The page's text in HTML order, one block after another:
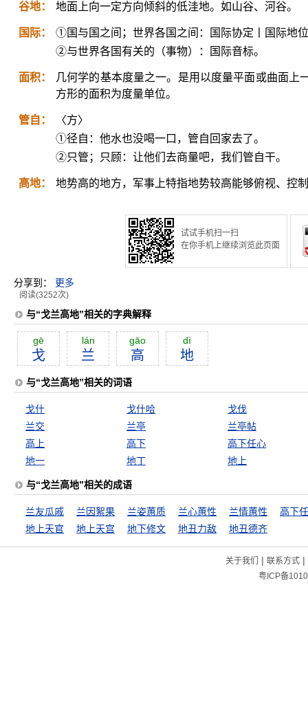
谷地： 地面上向一定方向倾斜的低洼地。如山谷、河谷。
国际：
①国与国之间；世界各国之间：国际协定丨国际地
②与世界各国有关的（事物）：国际音标。
面积：
几何学的基本度量之一。是用以度量平面或曲面上
方形的面积为度量单位。
管自：
〈方〉
①径自：他水也没喝一口，管自回家去了。
②只管；只顾：让他们去商量吧，我们管自干。
高地： 地势高的地方，军事上特指地势较高能够俯视、控
试试手机扫一扫
在你手机上继续浏览此页面
分享到： 更多
阅读(3252次)
与“戈兰高地”相关的字典解释
gē
戈
lán
兰
gāo
高
dì
地
与“戈兰高地”相关的词语
戈什 戈什哈
戈伐
兰交
兰亭
兰亭帖
高上
高下
高下任心
地一
地丁 地上
与“戈兰高地”相关的成语
兰友瓜戚 兰因絮果 兰姿蕙质 兰心蕙性 兰情蕙性
高下
地上天官
地上天宫 地下修文 地丑力敌 地丑德齐
关于我们 | 联系方式|
粤ICP备